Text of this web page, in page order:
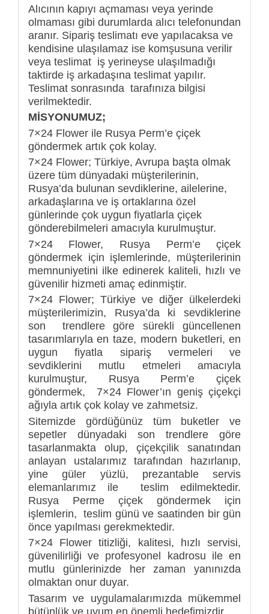
Alıcının kapıyı açmaması veya yerinde
olmaması gibi durumlarda alıcı telefonundan
aranır. Sipariş teslimatı eve yapılacaksa ve
kendisine ulaşılamaz ise komşusuna verilir
veya teslimat iş yerineyse ulaşılmadığı
taktirde iş arkadaşına teslimat yapılır.
Teslimat sonrasında tarafınıza bilgisi
verilmektedir.
MİSYONUMUZ;
7×24 Flower ile Rusya Perm’e çiçek
göndermek artık çok kolay.
7×24 Flower; Türkiye, Avrupa başta olmak
üzere tüm dünyadaki müşterilerinin,
Rusya’da bulunan sevdiklerine, ailelerine,
arkadaşlarına ve iş ortaklarına özel
günlerinde çok uygun fiyatlarla çiçek
gönderebilmeleri amacıyla kurulmuştur.
7×24 Flower, Rusya Perm’e çiçek
göndermek için işlemlerinde, müşterilerinin
memnuniyetini ilke edinerek kaliteli, hızlı ve
güvenilir hizmeti amaç edinmiştir.
7×24 Flower; Türkiye ve diğer ülkelerdeki
müşterilerimizin, Rusya’da ki sevdiklerine
son trendlere göre sürekli güncellenen
tasarımlarıyla en taze, modern buketleri, en
uygun fiyatla sipariş vermeleri ve
sevdiklerini mutlu etmeleri amacıyla
kurulmuştur, Rusya Perm’e çiçek
göndermek, 7×24 Flower’ın geniş çiçekçi
ağıyla artık çok kolay ve zahmetsiz.
Sitemizde gördüğünüz tüm buketler ve
sepetler dünyadaki son trendlere göre
tasarlanmakta olup, çiçekçilik sanatından
anlayan ustalarımız tarafından hazırlanıp,
yine güler yüzlü, prezantable servis
elemanlarımız ile teslim edilmektedir.
Rusya Perme çiçek göndermek için
işlemlerin, teslim günü ve saatinden bir gün
önce yapılması gerekmektedir.
7×24 Flower titizliği, kalitesi, hızlı servisi,
güvenilirliği ve profesyonel kadrosu ile en
mutlu günlerinizde her zaman yanınızda
olmaktan onur duyar.
Tasarım ve uygulamalarımızda mükemmel
bütünlük ve uyum en önemli hedefimizdir